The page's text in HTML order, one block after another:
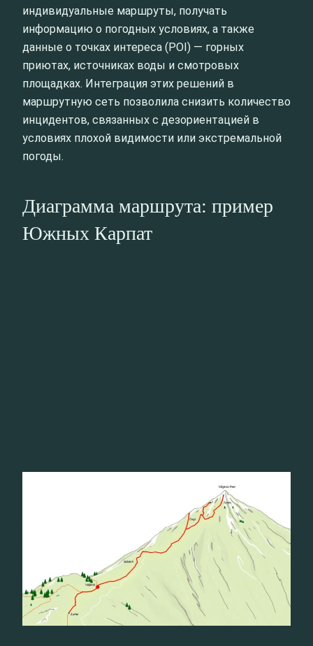
индивидуальные маршруты, получать
информацию о погодных условиях, а также
данные о точках интереса (POI) — горных
приютах, источниках воды и смотровых
площадках. Интеграция этих решений в
маршрутную сеть позволила снизить количество
инцидентов, связанных с дезориентацией в
условиях плохой видимости или экстремальной
погоды.
Диаграмма маршрута: пример
Южных Карпат